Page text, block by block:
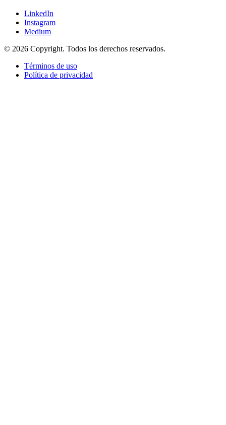
LinkedIn
Instagram
Medium
© 2026 Copyright. Todos los derechos reservados.
Términos de uso
Política de privacidad